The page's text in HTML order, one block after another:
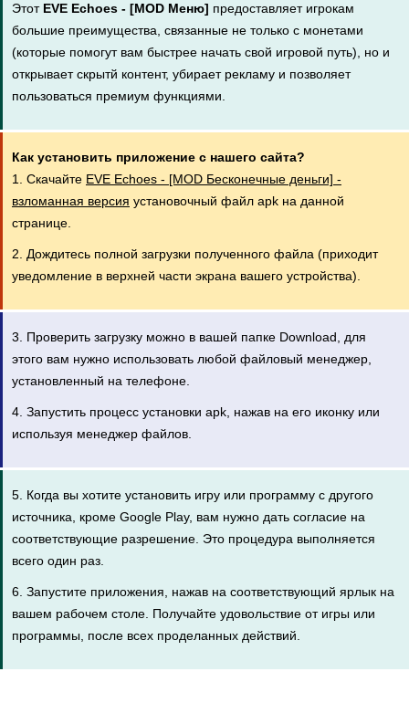
Этот EVE Echoes - [MOD Меню] предоставляет игрокам
большие преимущества, связанные не только с монетами
(которые помогут вам быстрее начать свой игровой путь), но и
открывает скрытй контент, убирает рекламу и позволяет
пользоваться премиум функциями.
Как установить приложение с нашего сайта?
1. Скачайте EVE Echoes - [MOD Бесконечные деньги] -
взломанная версия установочный файл apk на данной
странице.
2. Дождитесь полной загрузки полученного файла (приходит
уведомление в верхней части экрана вашего устройства).
3. Проверить загрузку можно в вашей папке Download, для
этого вам нужно использовать любой файловый менеджер,
установленный на телефоне.
4. Запустить процесс установки apk, нажав на его иконку или
используя менеджер файлов.
5. Когда вы хотите установить игру или программу с другого
источника, кроме Google Play, вам нужно дать согласие на
соответствующие разрешение. Это процедура выполняется
всего один раз.
6. Запустите приложения, нажав на соответствующий ярлык на
вашем рабочем столе. Получайте удовольствие от игры или
программы, после всех проделанных действий.